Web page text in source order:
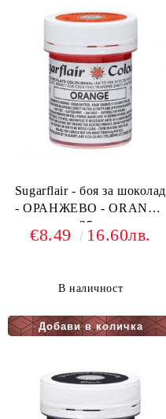
Sugarflair - боя за шоколад
- ОРАНЖЕВО - ORANGE
- 35гр.
€8.49 16.60лв.
В наличност